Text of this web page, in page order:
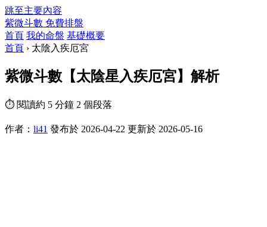
跳至主要內容
紫微斗數 免費排盤
首頁 我的命盤 基礎概要
首頁 › 太陰入疾厄宮
紫微斗數【太陰星入疾厄宮】解析
⏱ 閱讀約 5 分鐘 2 個段落
作者： li41 發布於 2026-04-22 更新於 2026-05-16